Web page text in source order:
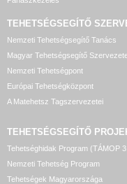
TEHETSÉGSEGÍTŐ
Nemzeti Tehetségsegítő Tanács
Magyar Tehetségsegítő
Nemzeti Tehetségpont
Európai Tehetségközpont
A Matehetsz Tagszervezetei
TEHETSÉGSEGÍTŐ
Tehetséghidak Program (TÁMOP
Nemzeti Tehetség Program
Tehetségek Magyarországa